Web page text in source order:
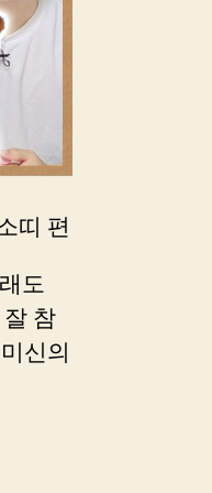
띠 편
도
참
신의